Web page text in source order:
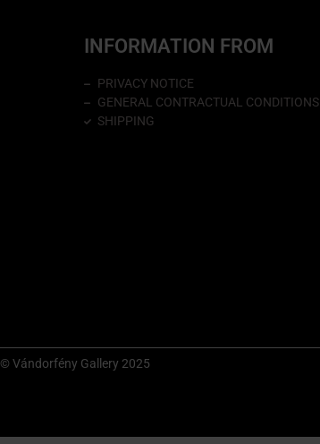
INFORMATION FROM
PRIVACY NOTICE
GENERAL CONTRACTUAL CONDITIONS
SHIPPING
© Vándorfény Gallery 2025